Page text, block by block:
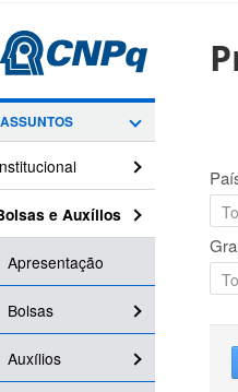
ASSUNTOS
e Auxílios
Apresentação
Bolsas
Auxílios